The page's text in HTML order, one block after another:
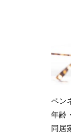
ペン
年齢
同居